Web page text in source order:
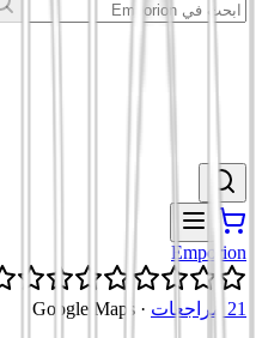
Emporion
21 مراجعات
·
Google Maps